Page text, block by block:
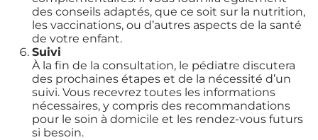
des conseils adaptés, que ce soit sur la nutrition,
les vaccinations, ou d’autres aspects de la santé
de votre enfant.
Suivi
À la fin de la consultation, le pédiatre discutera
des prochaines étapes et de la nécessité d’un
suivi. Vous recevrez toutes les informations
nécessaires, y compris des recommandations
pour le soin à domicile et les rendez-vous futurs
si besoin.